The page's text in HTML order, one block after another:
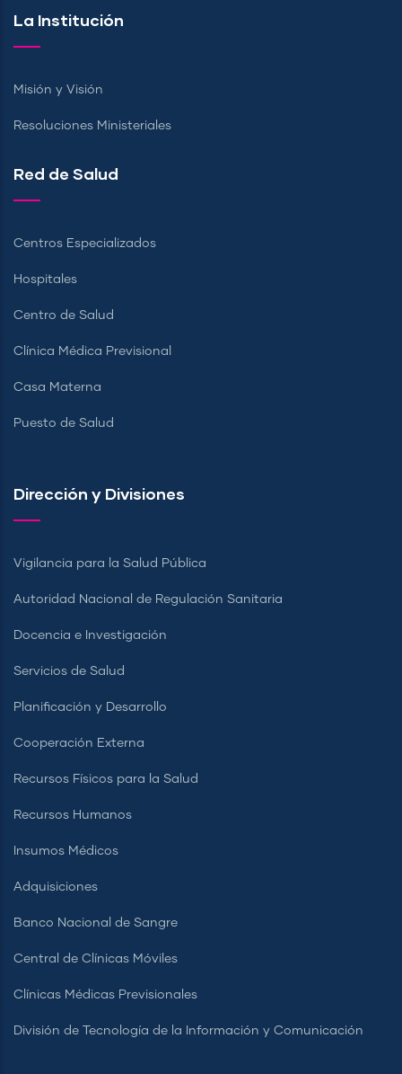
La Institución
Misión y Visión
Resoluciones Ministeriales
Red de Salud
Centros Especializados
Hospitales
Centro de Salud
Clínica Médica Previsional
Casa Materna
Puesto de Salud
Dirección y Divisiones
Vigilancia para la Salud Pública
Autoridad Nacional de Regulación Sanitaria
Docencia e Investigación
Servicios de Salud
Planificación y Desarrollo
Cooperación Externa
Recursos Físicos para la Salud
Recursos Humanos
Insumos Médicos
Adquisiciones
Banco Nacional de Sangre
Central de Clínicas Móviles
Clínicas Médicas Previsionales
División de Tecnología de la Información y Comunicación